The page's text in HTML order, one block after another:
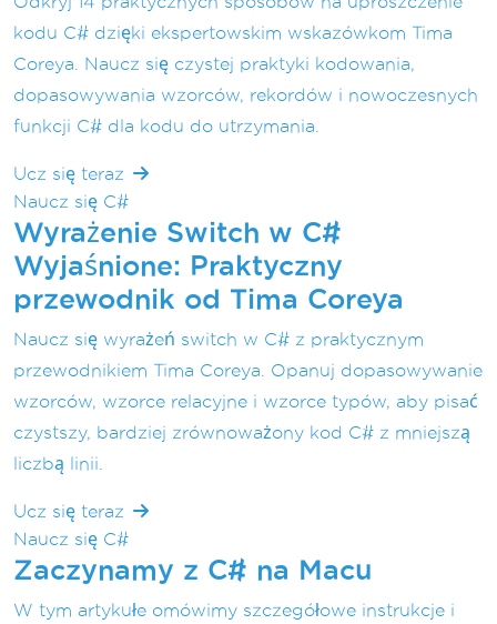
kodu C# dzięki ekspertowskim wskazówkom Tima
Coreya. Naucz się czystej praktyki kodowania,
dopasowywania wzorców, rekordów i nowoczesnych
funkcji C# dla kodu do utrzymania.
Ucz się teraz
Naucz się C#
Wyrażenie Switch w C#
Wyjaśnione: Praktyczny
przewodnik od Tima Coreya
Naucz się wyrażeń switch w C# z praktycznym
przewodnikiem Tima Coreya. Opanuj dopasowywanie
wzorców, wzorce relacyjne i wzorce typów, aby pisać
czystszy, bardziej zrównoważony kod C# z mniejszą
liczbą linii.
Ucz się teraz
Naucz się C#
Zaczynamy z C# na Macu
W tym artykułe omówimy szczegółowe instrukcje i